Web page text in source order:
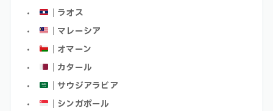
｜ラオス
｜マレーシア
｜オマーン
｜カタール
｜サウジアラビア
｜シンガポール